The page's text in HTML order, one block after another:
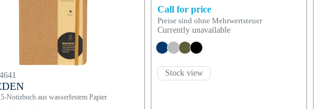
Notizbuch aus wasserfestem Papier
Call for price
Preise sind ohne Mehrwertsteuer
Currently unavailable
Stock view